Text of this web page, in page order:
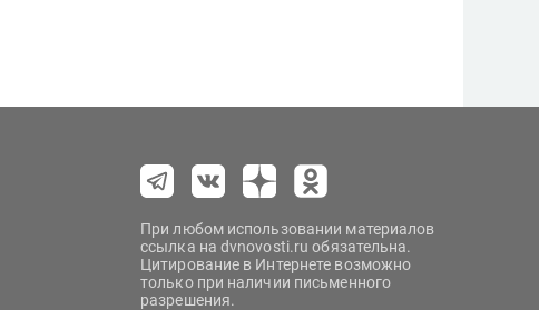
При любом использовании материалов
ссылка на dvnovosti.ru обязательна.
Цитирование в Интернете возможно
только при наличии письменного
разрешения.